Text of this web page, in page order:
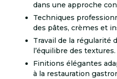
dans une approche
Techniques
des pâtes, crèmes et
Travail de la régularité
l’équilibre des textures.
Finitions élégantes
à la restauration